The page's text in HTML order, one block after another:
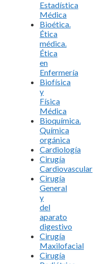
Estadística
Médica
Bioética.
Ética
médica.
Ética
en
Enfermería
Biofísica
y
Física
Médica
Bioquímica.
Química
orgánica
Cardiología
Cirugía
Cardiovascular
Cirugía
General
y
del
aparato
digestivo
Cirugía
Maxilofacial
Cirugía